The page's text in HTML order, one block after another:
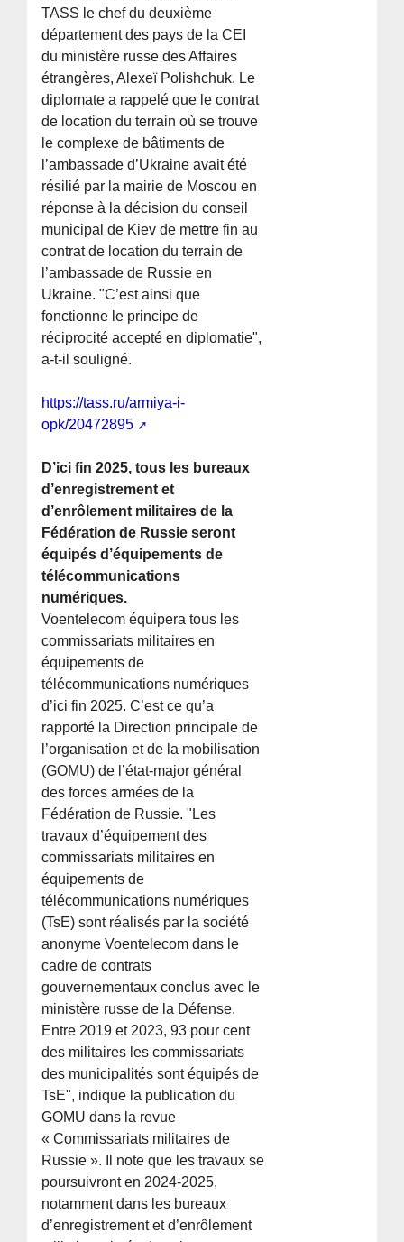
TASS le chef du deuxième
département des pays de la CEI
du ministère russe des Affaires
étrangères, Alexeï Polishchuk. Le
diplomate a rappelé que le contrat
de location du terrain où se trouve
le complexe de bâtiments de
l’ambassade d’Ukraine avait été
résilié par la mairie de Moscou en
réponse à la décision du conseil
municipal de Kiev de mettre fin au
contrat de location du terrain de
l’ambassade de Russie en
Ukraine. "C’est ainsi que
fonctionne le principe de
réciprocité accepté en diplomatie",
a-t-il souligné.
https://tass.ru/armiya-i-
opk/20472895
D’ici fin 2025, tous les bureaux
d’enregistrement et
d’enrôlement militaires de la
Fédération de Russie seront
équipés d’équipements de
télécommunications
numériques.
Voentelecom équipera tous les
commissariats militaires en
équipements de
télécommunications numériques
d’ici fin 2025. C’est ce qu’a
rapporté la Direction principale de
l’organisation et de la mobilisation
(GOMU) de l’état-major général
des forces armées de la
Fédération de Russie. "Les
travaux d’équipement des
commissariats militaires en
équipements de
télécommunications numériques
(TsE) sont réalisés par la société
anonyme Voentelecom dans le
cadre de contrats
gouvernementaux conclus avec le
ministère russe de la Défense.
Entre 2019 et 2023, 93 pour cent
des militaires les commissariats
des municipalités sont équipés de
TsE", indique la publication du
GOMU dans la revue
« Commissariats militaires de
Russie ». Il note que les travaux se
poursuivront en 2024-2025,
notamment dans les bureaux
d’enregistrement et d’enrôlement